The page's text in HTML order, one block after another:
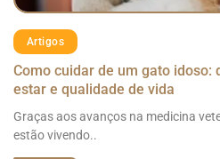
Artigos
Como cuidar de um gato idoso:
estar e qualidade de vida
Graças aos avanços na medicina
estão vivendo..